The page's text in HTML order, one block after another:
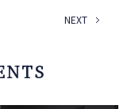
NEXT